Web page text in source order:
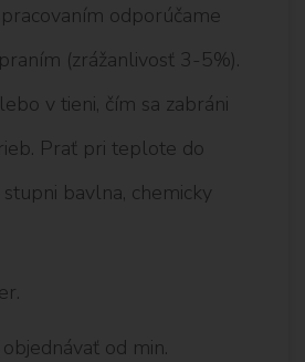
odporúčame
(zrážanlivosť 3-5%).
v tieni, čím sa zabráni
Prať pri teplote do
bavlna, chemicky
od min.